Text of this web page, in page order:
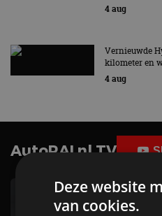
4 aug
Vernieuwde
kilometer en
4 aug
AutoRAI.nl TV
Deze website
van cookies.